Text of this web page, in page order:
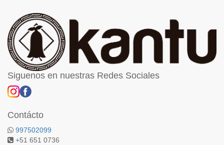
Siguenos en nuestras Redes Sociales
Contácto
997502099
+51 651 0736